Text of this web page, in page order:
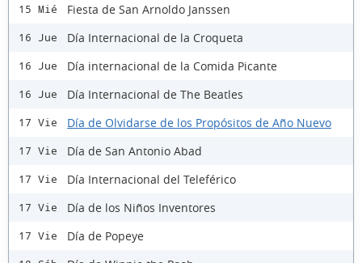
15 Mié Fiesta de San Arnoldo Janssen
16 Jue Día Internacional de la Croqueta
16 Jue Día internacional de la Comida Picante
16 Jue Día Internacional de The Beatles
17 Vie Día de Olvidarse de los Propósitos de Año Nuevo
17 Vie Día de San Antonio Abad
17 Vie Día Internacional del Teleférico
17 Vie Día de los Niños Inventores
17 Vie Día de Popeye